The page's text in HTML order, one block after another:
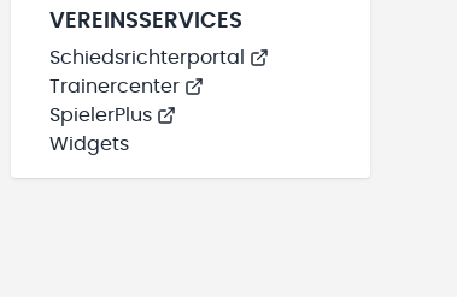
VEREINSSERVICES
Schiedsrichterportal
Trainercenter
SpielerPlus
Widgets